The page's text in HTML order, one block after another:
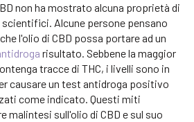
non ha mostrato alcuna proprietà di
Alcune persone pensano
l'olio di CBD possa portare ad un
risultato. Sebbene la maggior
tracce di THC, i livelli sono in
causare un test antidroga positivo
come indicato. Questi miti
malintesi sull'olio di CBD e sul suo